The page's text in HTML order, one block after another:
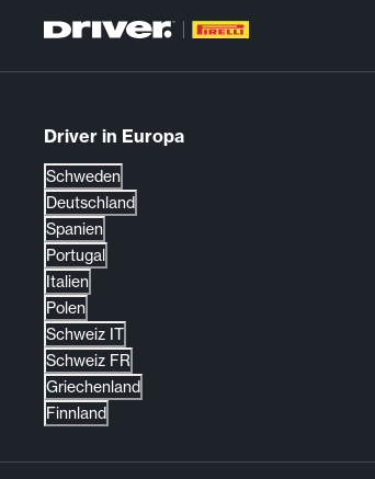
Driver in Europa
Schweden
Deutschland
Spanien
Portugal
Italien
Polen
Schweiz IT
Schweiz FR
Griechenland
Finnland